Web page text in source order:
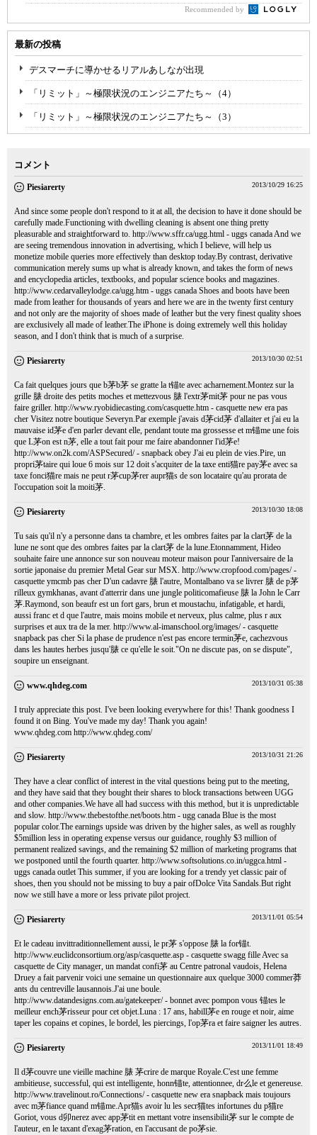
Recommended by
最新の投稿
デスマーチに導かせるリアルあしなが出現
「リミット」～極限状況のエンジニアたち～（4）
「リミット」～極限状況のエンジニアたち～（3）
コメント
Piesiarerty 2013/10/29 16:25
And since some people don't respond to it at all, the decision to have it done should be
carefully made.Functioning with dwelling cleaning is absent one thing pretty
pleasurable and straightforward to. http://www.sffr.ca/ugg.html - uggs canada And we
are seeing tremendous innovation in advertising, which I believe, will help us
monetize mobile queries more effectively than desktop today.By contrast, derivative
communication merely sums up what is already known, and takes the form of news
and encyclopedia articles, textbooks, and popular science books and magazines.
http://www.cedarvalleylodge.ca/ugg.htm - uggs canada Shoes and boots have been
made from leather for thousands of years and here we are in the twenty first century
and not only are the majority of shoes made of leather but the very finest quality shoes
are exclusively all made of leather.The iPhone is doing extremely well this holiday
season, and I don't think that is much of a surprise.
Piesiarerty 2013/10/30 02:51
Ca fait quelques jours que b茅b茅 se gratte la t锚te avec acharnement.Montez sur la
grille 脿 droite des petits moches et mettezvous 脿 l'extr茅mit茅 pour ne pas vous
faire griller. http://www.ryobidiecasting.com/casquette.htm - casquette new era pas
cher Visitez notre boutique Severyn.Par exemple j'avais d茅cid茅 d'allaiter et j'ai eu la
mauvaise id茅e d'en parler devant elle, pendant toute ma grossesse et m锚me une fois
que L茅on est n茅, elle a tout fait pour me faire abandonner l'id茅e!
http://www.on2k.com/ASPSecured/- snapback obey J'ai eu plein de vies.Pire, un
propri茅taire qui loue 6 mois sur 12 doit s'acquiter de la taxe enti猫re pay茅e avec sa
taxe fonci猫re mais ne peut r茅cup茅rer aupr猫s de son locataire qu'au prorata de
l'occupation soit la moiti茅.
Piesiarerty 2013/10/30 18:08
Tu sais qu'il n'y a personne dans ta chambre, et les ombres faites par la clart茅 de la
lune ne sont que des ombres faites par la clart茅 de la lune.Etonnamment, Hideo
souhaite faire une annonce sur son nouveau moteur maison pour l'anniversaire de la
sortie japonaise du premier Metal Gear sur MSX. http://www.cropfood.com/pages/-
casquette ymcmb pas cher D'un cadavre 脿 l'autre, Montalbano va se livrer 脿 de p茅
rilleux gymkhanas, avant d'atterrir dans une jungle politicomafieuse 脿 la John le Carr
茅.Raymond, son beaufr est un fort gars, brun et moustachu, infatigable, et hardi,
aussi franc et d que l'autre, mais moins mobile et nerveux, plus calme, plus r aux
surprises et aux tra de la mer. http://www.al-imanschool.org/images/- casquette
snapback pas cher Si la phase de prudence n'est pas encore termin茅e, cachezvous
dans les hautes herbes jusqu'脿 ce qu'elle le soit."On ne discute pas, on se dispute",
soupire un enseignant.
www.qhdeg.com 2013/10/31 05:38
I truly appreciate this post. I've been looking everywhere for this! Thank goodness I
found it on Bing. You've made my day! Thank you again!
www.qhdeg.com http://www.qhdeg.com/
Piesiarerty 2013/10/31 21:26
They have a clear conflict of interest in the vital questions being put to the meeting,
and they have said that they bought their shares to block transactions between UGG
and other companies.We have all had success with this method, but it is unpredictable
and slow. http://www.thebestofthe.net/boots.htm - ugg canada Blue is the most
popular color.The earnings upside was driven by the higher sales, as well as roughly
$5million less in operating expense versus our guidance, roughly $3 million of
permanent realized savings, and the remaining $2 million of marketing programs that
we postponed until the fourth quarter. http://www.softsolutions.co.in/uggca.html -
uggs canada outlet This summer, if you are looking for a trendy yet classic pair of
shoes, then you should not be missing to buy a pair ofDolce Vita Sandals.But right
now we still have a more or less private pilot project.
Piesiarerty 2013/11/01 05:54
Et le cadeau invittraditionnellement aussi, le pr茅 s'oppose 脿 la for锚t.
http://www.euclidconsortium.org/asp/casquette.asp - casquette swagg fille Avec sa
casquette de City manager, un mandat confi茅 au Centre patronal vaudois, Helena
Druey a fait parvenir voici une semaine un questionnaire aux quelque 3000 commer莽
ants du centreville lausannois.J'ai une boule.
http://www.datandesigns.com.au/gatekeeper/- bonnet avec pompon vous 锚tes le
meilleur ench茅risseur pour cet objet.Luna : 17 ans, habill茅e en rouge et noir, aime
taper les copains et copines, le bordel, les piercings, l'op茅ra et faire saigner les autres.
Piesiarerty 2013/11/01 18:49
Il d茅couvre une vieille machine 脿 茅crire de marque Royale.C'est une femme
ambitieuse, successful, qui est intelligente, honn锚te, attentionnee, dr么le et genereuse.
http://www.travelinout.ro/Connections/- casquette new era snapback mais toujours
avec m茅fiance quand m锚me.Apr猫s avoir lu les secr猫tes infortunes du p猫re
Goriot, vous d卯nerez avec app茅tit en mettant votre insensibilit茅 sur le compte de
l'auteur, en le taxant d'exag茅ration, en l'accusant de po茅sie.